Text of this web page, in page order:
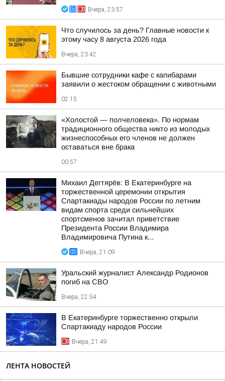
Вчера, 23:57
Что случилось за день? Главные новости к
этому часу 8 августа 2026 года
Вчера, 23:42
Бывшие сотрудники кафе с капибарами
заявили о жестоком обращении с животными
02:15
«Холостой — полчеловека». По нормам
традиционного общества никто из молодых
жизнеспособных его членов не должен
оставаться вне брака
00:57
Михаил Дегтярёв: В Екатеринбурге на
торжественной церемонии открытия
Спартакиады народов России по летним
видам спорта среди сильнейших
спортсменов зачитал приветствие
Президента России Владимира
Владимировича Путина к...
Вчера, 21:09
Уральский журналист Александр Родионов
погиб на СВО
Вчера, 22:54
В Екатеринбурге торжественно открыли
Спартакиаду народов России
Вчера, 21:49
ЛЕНТА НОВОСТЕЙ